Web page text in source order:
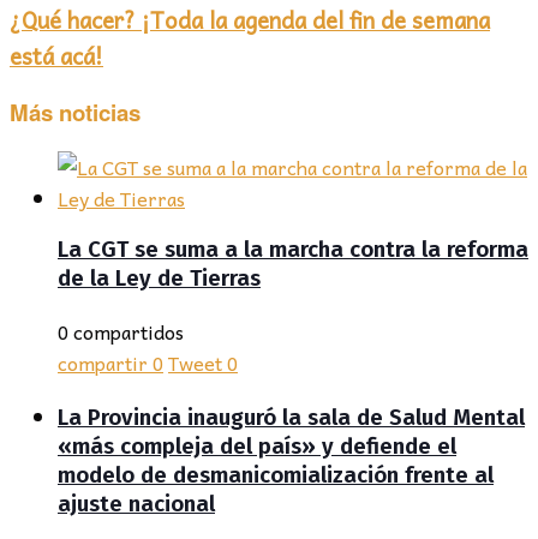
¿Qué hacer? ¡Toda la agenda del fin de semana
está acá!
Más noticias
La CGT se suma a la marcha contra la reforma
de la Ley de Tierras
0 compartidos
compartir0Tweet0
La Provincia inauguró la sala de Salud Mental
«más compleja del país» y defiende el
modelo de desmanicomialización frente al
ajuste nacional